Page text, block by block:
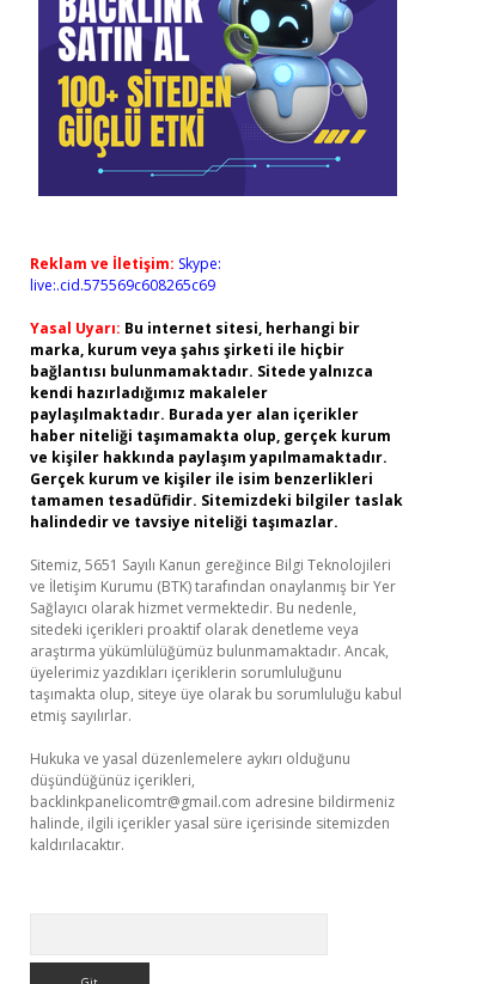
Reklam ve İletişim: Skype:
live:.cid.575569c608265c69
Yasal Uyarı: Bu internet sitesi, herhangi bir
marka, kurum veya şahıs şirketi ile hiçbir
bağlantısı bulunmamaktadır. Sitede yalnızca
kendi hazırladığımız makaleler
paylaşılmaktadır. Burada yer alan içerikler
haber niteliği taşımamakta olup, gerçek kurum
ve kişiler hakkında paylaşım yapılmamaktadır.
Gerçek kurum ve kişiler ile isim benzerlikleri
tamamen tesadüfidir. Sitemizdeki bilgiler taslak
halindedir ve tavsiye niteliği taşımazlar.
Sitemiz, 5651 Sayılı Kanun gereğince Bilgi Teknolojileri
ve İletişim Kurumu (BTK) tarafından onaylanmış bir Yer
Sağlayıcı olarak hizmet vermektedir. Bu nedenle,
sitedeki içerikleri proaktif olarak denetleme veya
araştırma yükümlülüğümüz bulunmamaktadır. Ancak,
üyelerimiz yazdıkları içeriklerin sorumluluğunu
taşımakta olup, siteye üye olarak bu sorumluluğu kabul
etmiş sayılırlar.
Hukuka ve yasal düzenlemelere aykırı olduğunu
düşündüğünüz içerikleri,
backlinkpanelicomtr@gmail.com adresine bildirmeniz
halinde, ilgili içerikler yasal süre içerisinde sitemizden
kaldırılacaktır.